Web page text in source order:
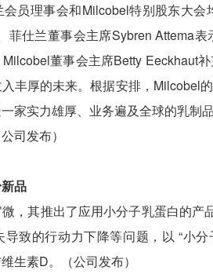
员理事会和Milcobel特别股东大
菲仕兰董事会主席Sybren Attema
董事会主席Betty Eeckhaut
丰厚的未来。根据安排，Milcobel
家实力雄厚、业务遍及全球的乳制
司发布）
品
，其推出了应用小分子乳蛋白的
致的行动力下降等问题，以 “小
生素D。（公司发布）